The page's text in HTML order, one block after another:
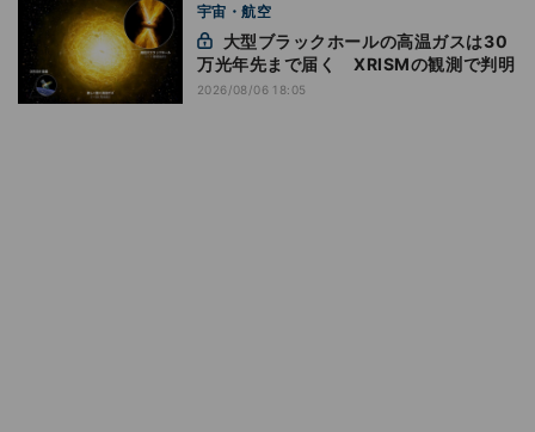
宇宙・航空
万光年先まで届く XRISMの観測で判明
2026/08/06 18:05